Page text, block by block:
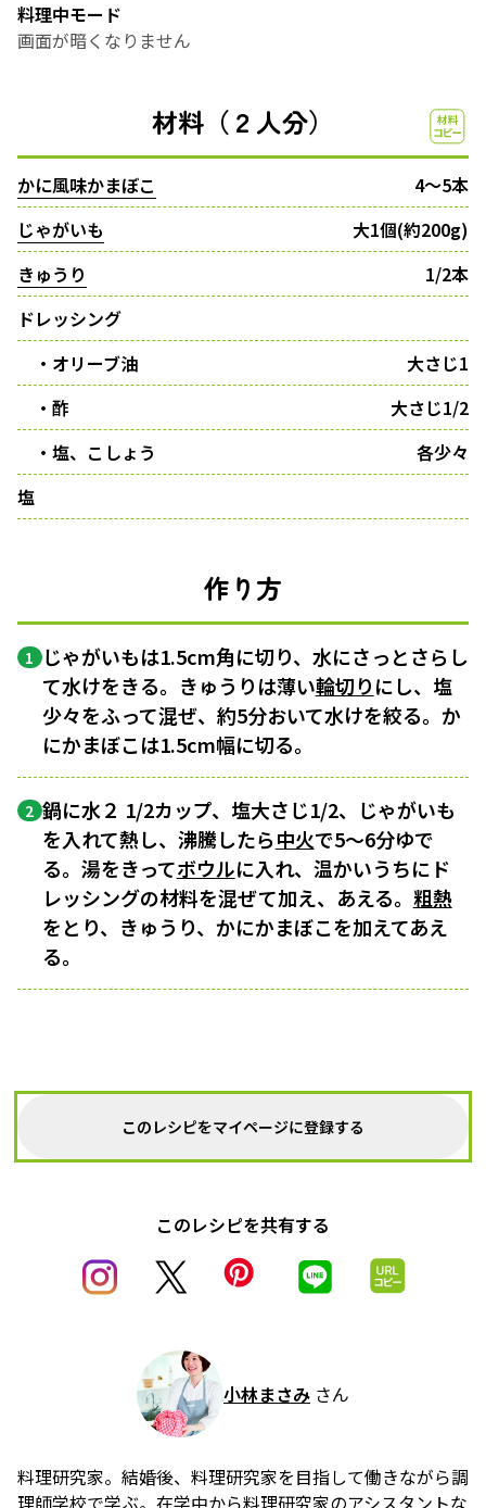
料理中モード
画面が暗くなりません
材料（２人分）
かに風味かまぼこ
4～5本
じゃがいも
大1個(約200g)
きゅうり
1/2本
ドレッシング
・オリーブ油
大さじ1
・酢
大さじ1/2
・塩、こしょう
各少々
塩
作り方
1 じゃがいもは1.5cm角に切り、水にさっとさらし
て水けをきる。きゅうりは薄い輪切りにし、塩
少々をふって混ぜ、約5分おいて水けを絞る。か
にかまぼこは1.5cm幅に切る。
2 鍋に水２ 1/2カップ、塩大さじ1/2、じゃがいも
を入れて熱し、沸騰したら中火で5～6分ゆで
る。湯をきってボウルに入れ、温かいうちにド
レッシングの材料を混ぜて加え、あえる。 粗熱
をとり、きゅうり、かにかまぼこを加えてあえ
る。
このレシピをマイページに登録する
このレシピを共有する
小林まさみ さん
料理研究家。結婚後、料理研究家を目指して働きながら調